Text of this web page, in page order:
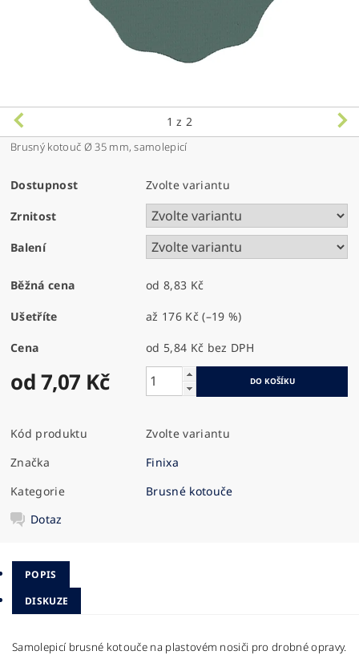
1 z 2
Brusný kotouč Ø 35 mm, samolepicí
Dostupnost Zvolte variantu
Zrnitost
Balení
Běžná cena od 8,83 Kč
Ušetříte až 176 Kč(–19 %)
Cena od 5,84 Kč bez DPH
od 7,07 Kč
Kód produktu
Zvolte variantu
Značka
Finixa
Kategorie
Brusné kotouče
Dotaz
POPIS
DISKUZE
Samolepicí brusné kotouče na plastovém nosiči pro drobné opravy.